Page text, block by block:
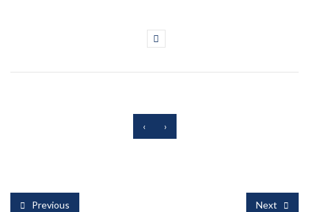
‹ ›
Previous Next